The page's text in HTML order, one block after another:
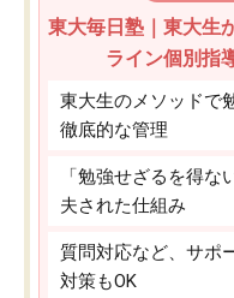
東大毎日塾｜東大生
ライン個別指
東大生のメソッドで
徹底的な管理
「勉強せざるを得
夫された仕組み
質問対応など、サポ
対策もOK